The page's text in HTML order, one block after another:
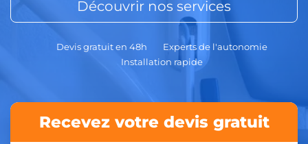
Découvrir nos services
Devis gratuit en 48h
Experts de l'autonomie
Installation rapide
Recevez votre devis gratuit